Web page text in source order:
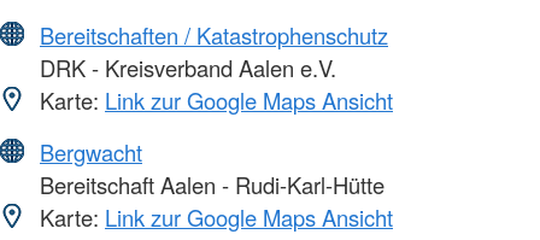
Bereitschaften / Katastrophenschutz
DRK - Kreisverband Aalen e.V.
Karte: Link zur Google Maps Ansicht
Bergwacht
Bereitschaft Aalen - Rudi-Karl-Hütte
Karte: Link zur Google Maps Ansicht